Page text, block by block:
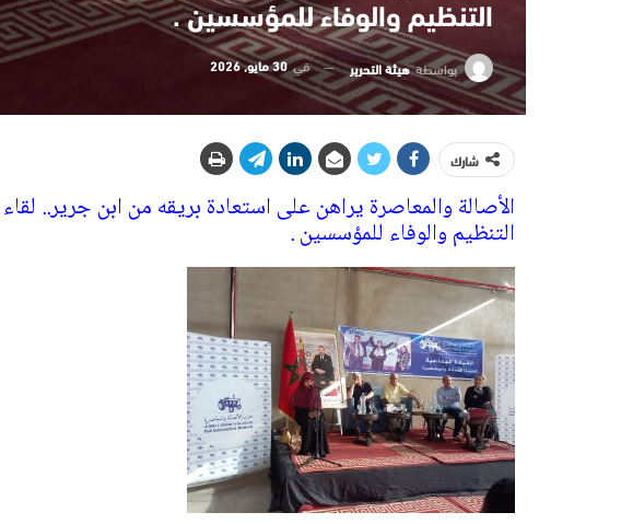
التنظيم والوفاء للمؤسسين .
بواسطةهيئة التحرير في30 مايو, 2026
شارك
الأصالة والمعاصرة يراهن على استعادة بريقه من ابن جرير..
التنظيم والوفاء للمؤسسين .